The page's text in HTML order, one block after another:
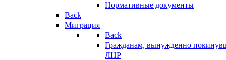
Нормативные документы
Back
Миграция
Back
Гражданам, вынужденно
ЛНР